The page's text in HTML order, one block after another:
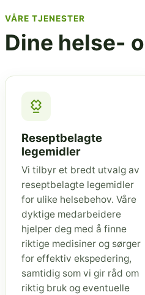
VÅRE TJENESTER
Dine helse-
Reseptbelagte
legemidler
Vi tilbyr et bredt utvalg av
reseptbelagte legemidler
for ulike helsebehov. Våre
dyktige medarbeidere
hjelper deg med å finne
riktige medisiner og sørger
for effektiv ekspedering,
samtidig som vi gir råd om
riktig bruk og eventuelle